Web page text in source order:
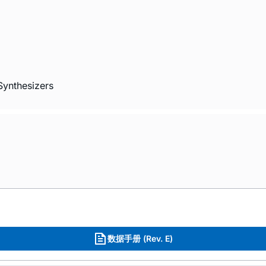
数据手册 (Rev. E)